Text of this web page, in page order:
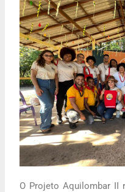
O Projeto Aquilombar II